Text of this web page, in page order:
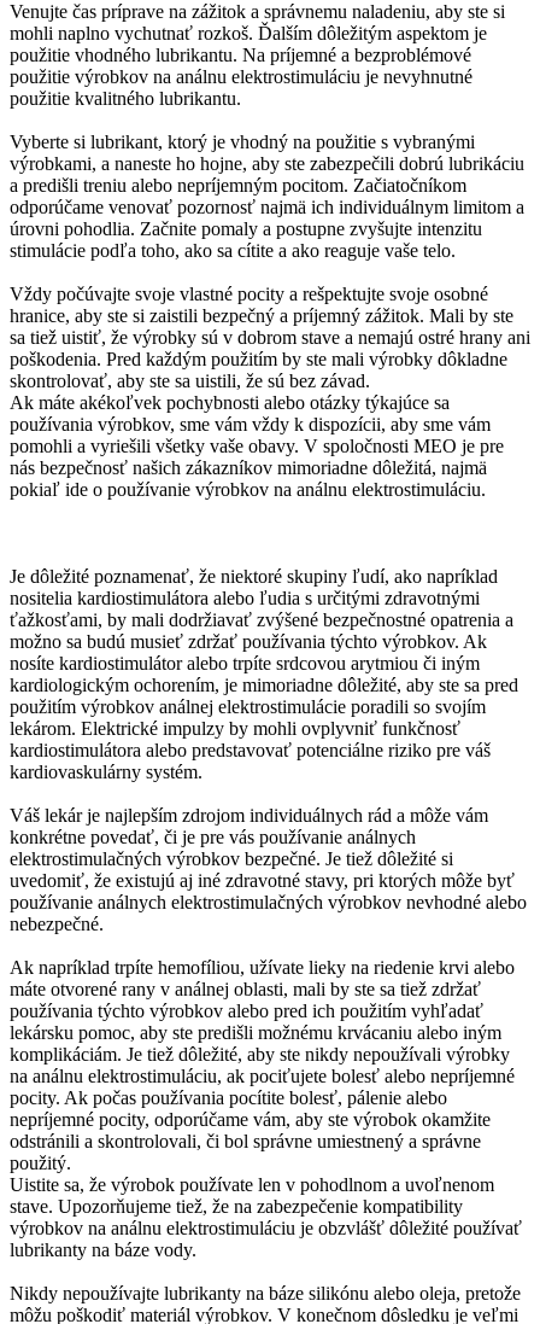
Venujte čas príprave na zážitok a správnemu naladeniu, aby ste si
mohli naplno vychutnať rozkoš. Ďalším dôležitým aspektom je
použitie vhodného lubrikantu. Na príjemné a bezproblémové
použitie výrobkov na análnu elektrostimuláciu je nevyhnutné
použitie kvalitného lubrikantu.
Vyberte si lubrikant, ktorý je vhodný na použitie s vybranými
výrobkami, a naneste ho hojne, aby ste zabezpečili dobrú lubrikáciu
a predišli treniu alebo nepríjemným pocitom. Začiatočníkom
odporúčame venovať pozornosť najmä ich individuálnym limitom a
úrovni pohodlia. Začnite pomaly a postupne zvyšujte intenzitu
stimulácie podľa toho, ako sa cítite a ako reaguje vaše telo.
Vždy počúvajte svoje vlastné pocity a rešpektujte svoje osobné
hranice, aby ste si zaistili bezpečný a príjemný zážitok. Mali by ste
sa tiež uistiť, že výrobky sú v dobrom stave a nemajú ostré hrany ani
poškodenia. Pred každým použitím by ste mali výrobky dôkladne
skontrolovať, aby ste sa uistili, že sú bez závad.
Ak máte akékoľvek pochybnosti alebo otázky týkajúce sa
používania výrobkov, sme vám vždy k dispozícii, aby sme vám
pomohli a vyriešili všetky vaše obavy. V spoločnosti MEO je pre
nás bezpečnosť našich zákazníkov mimoriadne dôležitá, najmä
pokiaľ ide o používanie výrobkov na análnu elektrostimuláciu.
Je dôležité poznamenať, že niektoré skupiny ľudí, ako napríklad
nositelia kardiostimulátora alebo ľudia s určitými zdravotnými
ťažkosťami, by mali dodržiavať zvýšené bezpečnostné opatrenia a
možno sa budú musieť zdržať používania týchto výrobkov. Ak
nosíte kardiostimulátor alebo trpíte srdcovou arytmiou či iným
kardiologickým ochorením, je mimoriadne dôležité, aby ste sa pred
použitím výrobkov análnej elektrostimulácie poradili so svojím
lekárom. Elektrické impulzy by mohli ovplyvniť funkčnosť
kardiostimulátora alebo predstavovať potenciálne riziko pre váš
kardiovaskulárny systém.
Váš lekár je najlepším zdrojom individuálnych rád a môže vám
konkrétne povedať, či je pre vás používanie análnych
elektrostimulačných výrobkov bezpečné. Je tiež dôležité si
uvedomiť, že existujú aj iné zdravotné stavy, pri ktorých môže byť
používanie análnych elektrostimulačných výrobkov nevhodné alebo
nebezpečné.
Ak napríklad trpíte hemofíliou, užívate lieky na riedenie krvi alebo
máte otvorené rany v análnej oblasti, mali by ste sa tiež zdržať
používania týchto výrobkov alebo pred ich použitím vyhľadať
lekársku pomoc, aby ste predišli možnému krvácaniu alebo iným
komplikáciám. Je tiež dôležité, aby ste nikdy nepoužívali výrobky
na análnu elektrostimuláciu, ak pociťujete bolesť alebo nepríjemné
pocity. Ak počas používania pocítite bolesť, pálenie alebo
nepríjemné pocity, odporúčame vám, aby ste výrobok okamžite
odstránili a skontrolovali, či bol správne umiestnený a správne
použitý.
Uistite sa, že výrobok používate len v pohodlnom a uvoľnenom
stave. Upozorňujeme tiež, že na zabezpečenie kompatibility
výrobkov na análnu elektrostimuláciu je obzvlášť dôležité používať
lubrikanty na báze vody.
Nikdy nepoužívajte lubrikanty na báze silikónu alebo oleja, pretože
môžu poškodiť materiál výrobkov. V konečnom dôsledku je veľmi